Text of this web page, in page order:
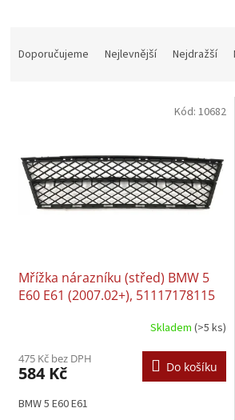
Doporučujeme Nejlevnější Nejdražší
Mřížka nárazníku (střed) BMW 5
E60 E61 (2007.02+), 51117178115
Skladem (>5 ks)
475 Kč bez DPH
584 Kč Do košíku
BMW 5 E60 E61
Kód: 10682